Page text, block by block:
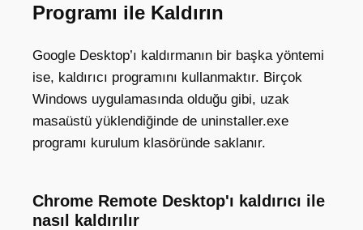
Programı ile Kaldırın
Google Desktop’ı kaldırmanın bir başka yöntemi
ise, kaldırıcı programını kullanmaktır. Birçok
Windows uygulamasında olduğu gibi, uzak
masaüstü yüklendiğinde de uninstaller.exe
programı kurulum klasöründe saklanır.
Chrome Remote Desktop'ı kaldırıcı ile
nasıl kaldırılır